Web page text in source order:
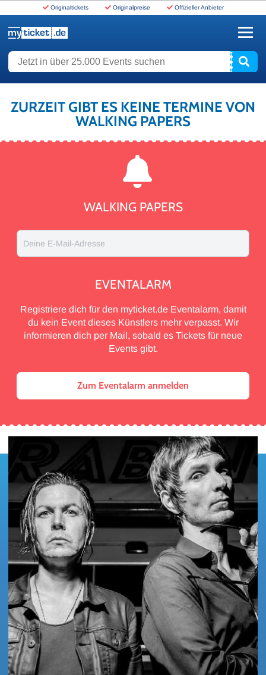
Originaltickets Originalpreise Offizieller Anbieter
Jetzt in über 25.000 Events suchen
ZURZEIT GIBT ES KEINE TERMINE VON
WALKING PAPERS
WALKING PAPERS
Deine E-Mail-Adresse
EVENTALARM
Registriere dich für den myticket.de Eventalarm, damit
du kein Event dieses Künstlers mehr verpasst. Wir
informieren dich per Mail, sobald es Tickets für neue
Events gibt.
Zum Eventalarm anmelden